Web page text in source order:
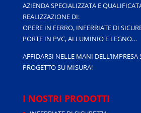
AZIENDA SPECIALIZZATA E
REALIZZAZIONE DI:
OPERE IN FERRO, INFERRIATE DI
PORTE IN PVC, ALLUMINIO E LEGNO…
AFFIDARSI NELLE MANI DELL’IMPRESA
PROGETTO SU MISURA!
I NOSTRI PRODOTTI